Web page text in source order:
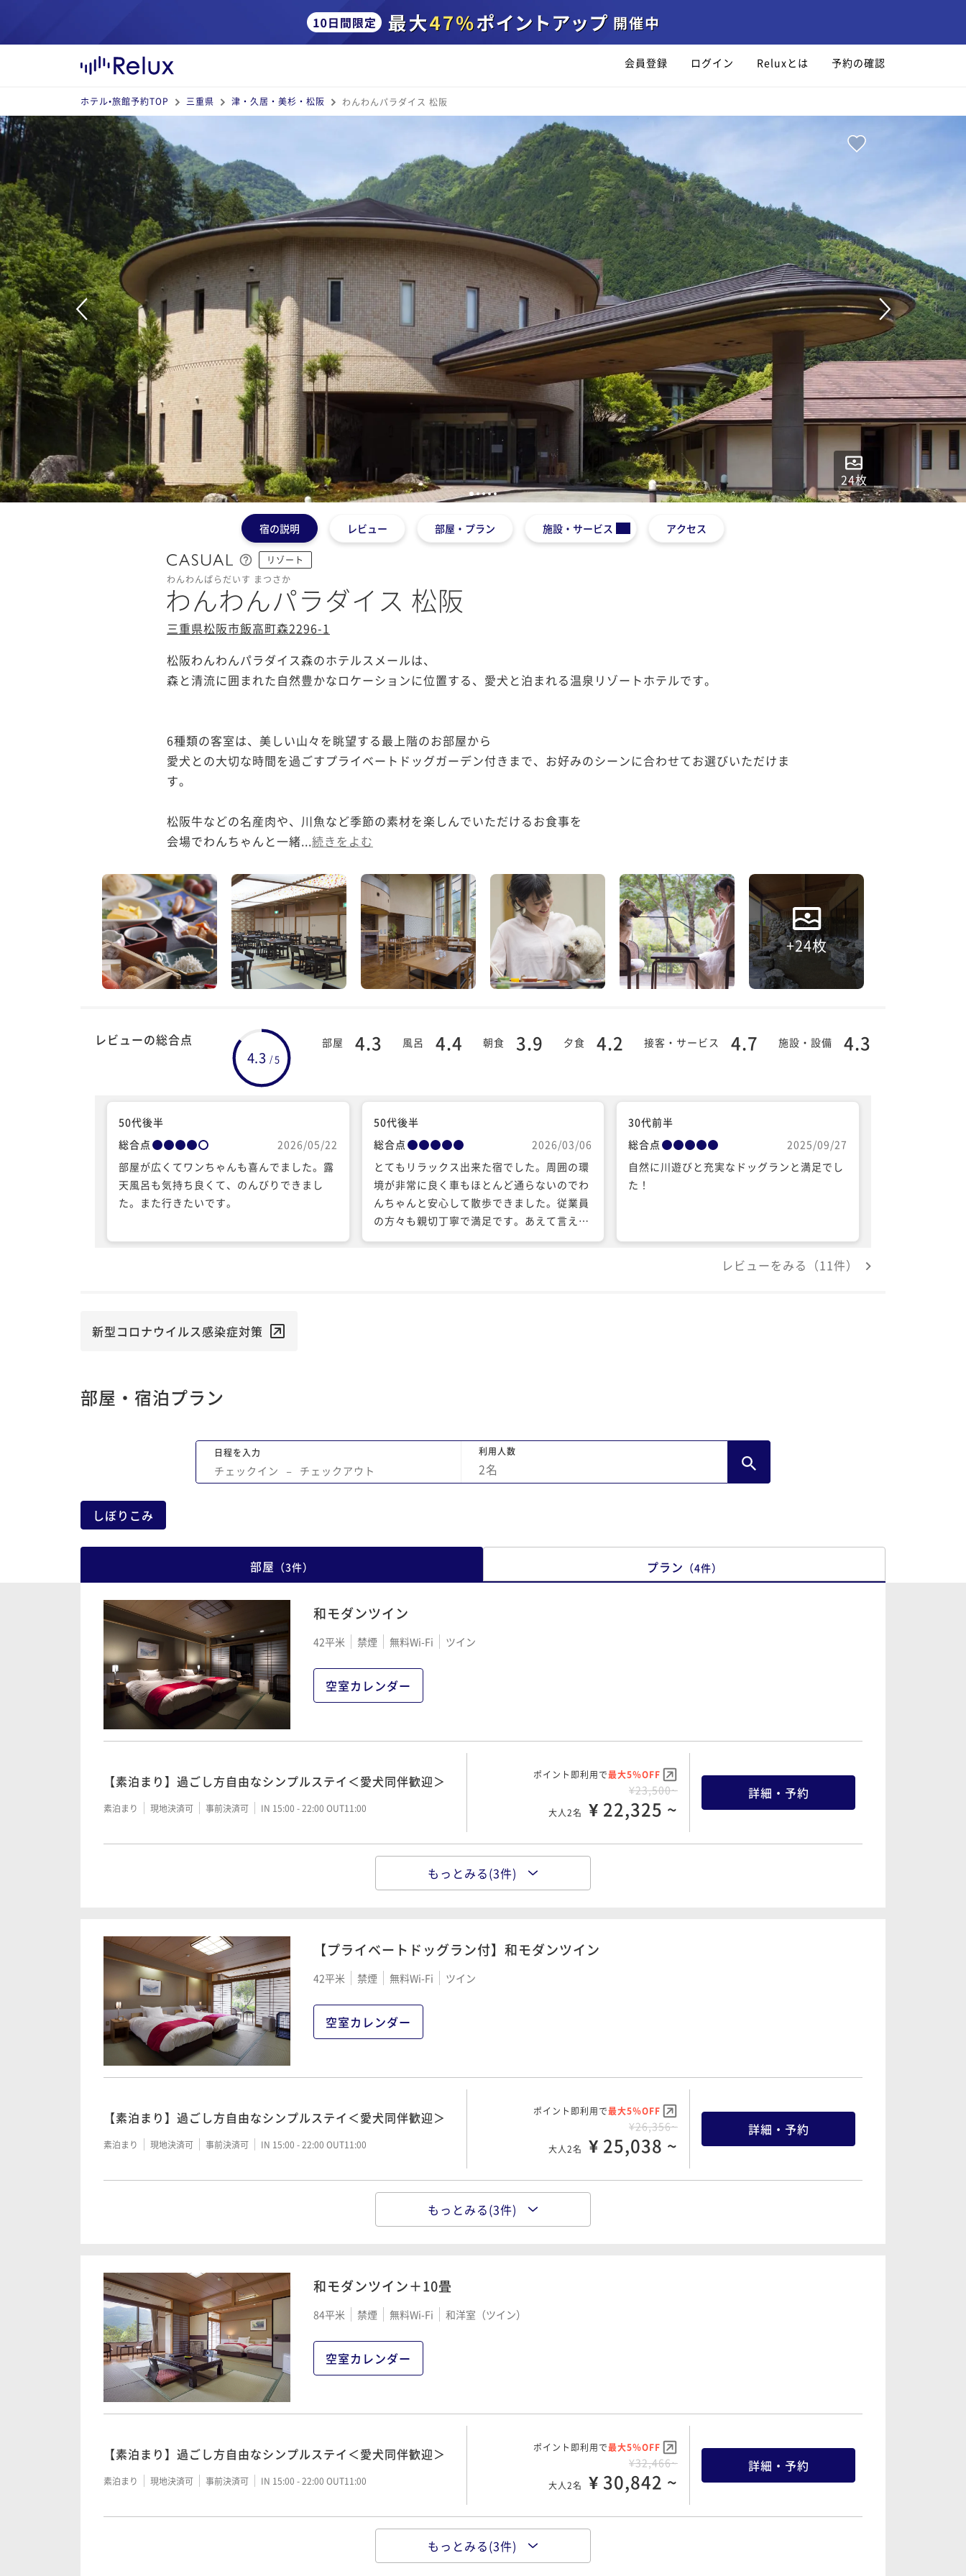
会員登録 ログイン Reluxとは 予約の確認
ホテル•旅館予約TOP 三重県 津・久居・美杉・松阪 わんわんパラダイス 松阪
24枚
1 2345
宿の説明 レビュー 部屋・プラン 施設・サービス アクセス
リゾート
わんわんぱらだいす まつさか
わんわんパラダイス 松阪
三重県松阪市飯高町森2296-1
松阪わんわんパラダイス森のホテルスメールは、
森と清流に囲まれた自然豊かなロケーションに位置する、愛犬と泊まれる温泉リゾートホテルです。
6種類の客室は、美しい山々を眺望する最上階のお部屋から
愛犬との大切な時間を過ごすプライベートドッグガーデン付きまで、お好みのシーンに合わせてお選びいただけま
す。
松阪牛などの名産肉や、川魚など季節の素材を楽しんでいただけるお食事を
会場でわんちゃんと一緒...続きをよむ
+24枚
レビューの総合点
4.3 /5
部屋 4.3 風呂 4.4 朝食 3.9 夕食 4.2 接客・サービス 4.7 施設・設備 4.3
50代後半
総合点
2026/05/22
部屋が広くてワンちゃんも喜んでました。露
天風呂も気持ち良くて、のんびりできまし
た。また行きたいです。
50代後半
総合点
2026/03/06
とてもリラックス出来た宿でした。周囲の環
境が非常に良く車もほとんど通らないのでわ
んちゃんと安心して散歩できました。従業員
の方々も親切丁寧で満足です。あえて言えば
食事は普通です。
30代前半
総合点
2025/09/27
自然に川遊びと充実なドッグランと満足でし
た！
レビューをみる（11件）
新型コロナウイルス感染症対策
部屋・宿泊プラン
日程を入力
チェックイン − チェックアウト
利用人数
2名
しぼりこみ
部屋 （3件） プラン （4件）
和モダンツイン
42平米 禁煙 無料Wi-Fi ツイン
空室カレンダー
【素泊まり】過ごし方自由なシンプルステイ＜愛犬同伴歓迎＞
素泊まり 現地決済可 事前決済可 IN 15:00 - 22:00 OUT11:00
ポイント即利用で最大5％OFF
¥23,500~
大人2名 ¥ 22,325 ~
詳細・予約
【1泊朝食付】一日の始まりはおいしい朝食から！＜愛犬同伴歓
ポイント即利用で
【季節の会席】四季折々に山海の幸を味わう献立＜愛犬同伴歓
迎＞
二食付き 現地決済可 事前決済可 IN 15:00 - 18:00 OUT11:00
【土地の恵み会席】清流で育った川魚と松阪牛に舌鼓み＜愛犬
二食付き 現地決済可 事前決済可 IN 15:00 - 18:00 OUT11:00 ¥ 38,623 ~
もっとみる(3件)
【プライベートドッグラン付】和モダンツイン
42平米 禁煙 無料Wi-Fi ツイン
空室カレンダー
【素泊まり】過ごし方自由なシンプルステイ＜愛犬同伴歓迎＞
素泊まり 現地決済可 事前決済可 IN 15:00 - 22:00 OUT11:00
ポイント即利用で最大5％OFF
¥26,356~
大人2名 ¥ 25,038 ~
詳細・予約
【1泊朝食付】一日の始まりはおいしい朝食から！＜愛犬同伴歓
ポイント即利用で
【季節の会席】四季折々に山海の幸を味わう献立＜愛犬同伴歓
迎＞
二食付き 現地決済可 事前決済可 IN 15:00 - 18:00 OUT11:00
【土地の恵み会席】清流で育った川魚と松阪牛に舌鼓み＜愛犬
二食付き 現地決済可 事前決済可 IN 15:00 - 18:00 OUT11:00 ¥ 41,336 ~
もっとみる(3件)
和モダンツイン＋10畳
84平米 禁煙 無料Wi-Fi 和洋室（ツイン）
空室カレンダー
【素泊まり】過ごし方自由なシンプルステイ＜愛犬同伴歓迎＞
素泊まり 現地決済可 事前決済可 IN 15:00 - 22:00 OUT11:00
ポイント即利用で最大5％OFF
¥32,466~
大人2名 ¥ 30,842 ~
詳細・予約
【1泊朝食付】一日の始まりはおいしい朝食から！＜愛犬同伴歓
ポイント即利用で
もっとみる(3件)